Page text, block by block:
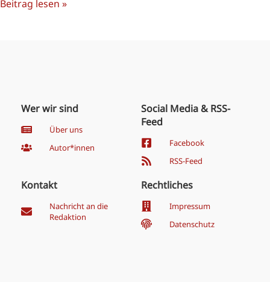
Beitrag lesen »
Wer wir sind
Über uns
Autor*innen
Social Media & RSS-
Feed
Facebook
RSS-Feed
Kontakt
Nachricht an die
Redaktion
Rechtliches
Impressum
Datenschutz